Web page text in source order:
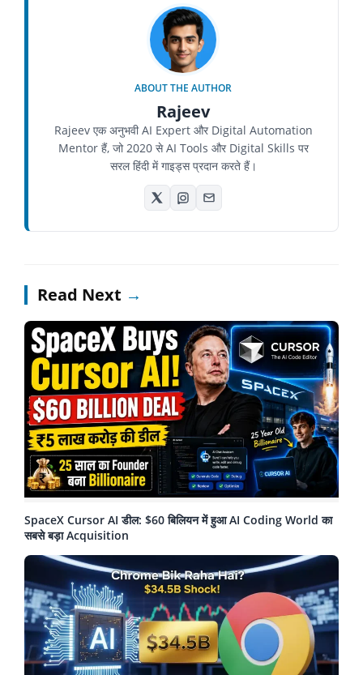
ABOUT THE AUTHOR
Rajeev
Rajeev एक अनुभवी AI Expert और Digital Automation
Mentor हैं, जो 2020 से AI Tools और Digital Skills पर
सरल हिंदी में गाइड्स प्रदान करते हैं।
Read Next →
SpaceX Cursor AI डील: $60 बिलियन में हुआ AI Coding World का
सबसे बड़ा Acquisition